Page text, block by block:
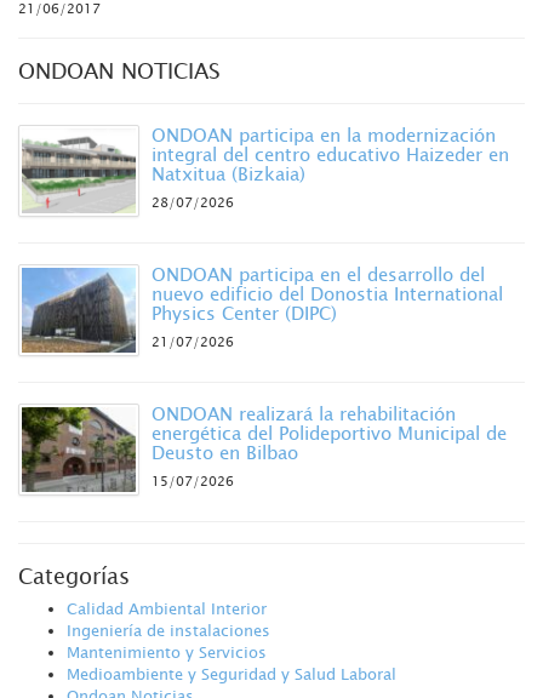
21/06/2017
ONDOAN NOTICIAS
ONDOAN participa en la modernización
integral del centro educativo Haizeder en
Natxitua (Bizkaia)
28/07/2026
ONDOAN participa en el desarrollo del
nuevo edificio del Donostia International
Physics Center (DIPC)
21/07/2026
ONDOAN realizará la rehabilitación
energética del Polideportivo Municipal de
Deusto en Bilbao
15/07/2026
Categorías
Calidad Ambiental Interior
Ingeniería de instalaciones
Mantenimiento y Servicios
Medioambiente y Seguridad y Salud Laboral